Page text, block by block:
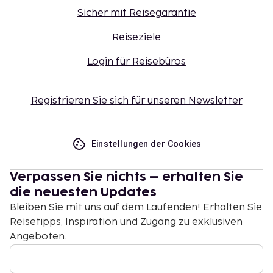
Transaktionen verfügbar.
Sicher mit Reisegarantie
Reiseziele
Login für Reisebüros
Registrieren Sie sich für unseren Newsletter
Einstellungen der Cookies
Verpassen Sie nichts – erhalten Sie
die neuesten Updates
Bleiben Sie mit uns auf dem Laufenden! Erhalten Sie
Reisetipps, Inspiration und Zugang zu exklusiven
Angeboten.